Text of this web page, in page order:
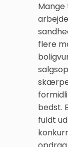
flere
skærpe
bedst.
fuldt